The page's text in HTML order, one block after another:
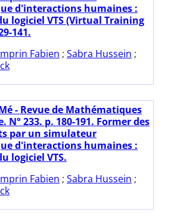
d'interactions humaines :
logiciel VTS (Virtual Training
141.
Fabien ; Sabra Hussein ;
- Revue de Mathématiques
N° 233. p. 180-191. Former des
par un simulateur
d'interactions humaines :
logiciel VTS.
Fabien ; Sabra Hussein ;